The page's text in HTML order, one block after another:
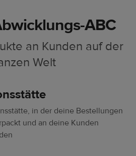
ABC
an Kunden auf der
Welt
in der deine Bestellungen
und an deine Kunden